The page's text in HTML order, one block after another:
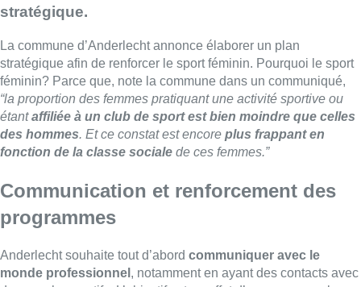
stratégique.
La commune d’Anderlecht annonce élaborer un plan
stratégique afin de renforcer le sport féminin. Pourquoi le sport
féminin? Parce que, note la commune dans un communiqué,
“la proportion des femmes pratiquant une activité sportive ou
étantaffiliée à un club de sport est bien moindre que celles
des hommes. Et ce constat est encore plus frappant en
fonction de la classe sociale de ces femmes.”
Communication et renforcement des
programmes
Anderlecht souhaite tout d’abord communiquer avec le
monde professionnel , notamment en ayant des contacts avec